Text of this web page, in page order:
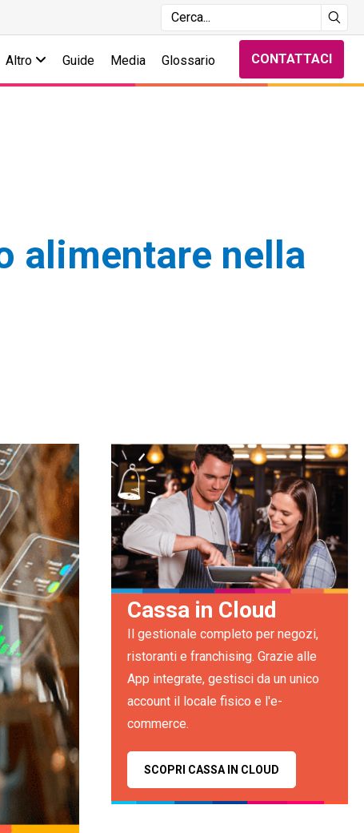
Altro Guide Media Glossario CONTATTACI
alimentare nella
Cassa in Cloud
Il gestionale completo per negozi,
ristoranti e franchising. Grazie alle
App integrate, gestisci da un unico
account il locale fisico e l'e-
commerce.
SCOPRI CASSA IN CLOUD